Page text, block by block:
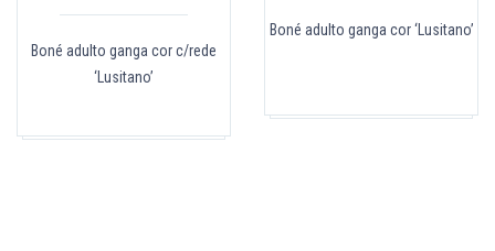
Boné adulto ganga cor c/rede
‘Lusitano’
Boné adulto ganga cor ‘Lusitano’